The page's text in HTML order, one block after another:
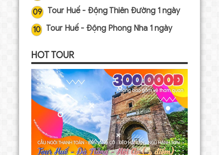
09 Tour Huế - Động Thiên Đường 1 ngày
10 Tour Huế - Động Phong Nha 1 ngày
HOT TOUR